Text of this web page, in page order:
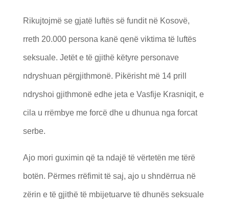
Rikujtojmë se gjatë luftës së fundit në Kosovë,
rreth 20.000 persona kanë qenë viktima të luftës
seksuale. Jetët e të gjithë këtyre personave
ndryshuan përgjithmonë. Pikërisht më 14 prill
ndryshoi gjithmonë edhe jeta e Vasfije Krasniqit, e
cila u rrëmbye me forcë dhe u dhunua nga forcat
serbe.
Ajo mori guximin që ta ndajë të vërtetën me tërë
botën. Përmes rrëfimit të saj, ajo u shndërrua në
zërin e të gjithë të mbijetuarve të dhunës seksuale